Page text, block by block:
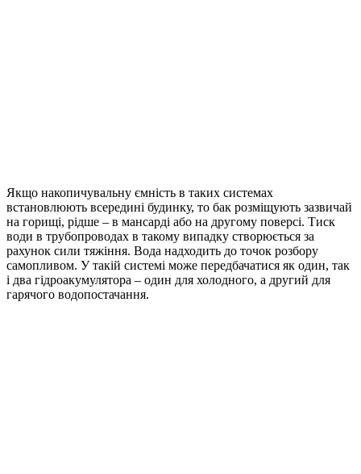
Якщо накопичувальну ємність в таких системах
встановлюють всередині будинку, то бак розміщують зазвичай
на горищі, рідше – в мансарді або на другому поверсі. Тиск
води в трубопроводах в такому випадку створюється за
рахунок сили тяжіння. Вода надходить до точок розбору
самопливом. У такій системі може передбачатися як один, так
і два гідроакумулятора – один для холодного, а другий для
гарячого водопостачання.